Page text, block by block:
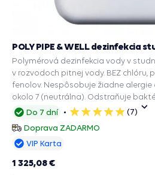
Do 7 dní
5
hviezdičiek
(7)
Doprava ZADARMO
POLY PIPE & WELL dezinfekcia
Polymérová dezinfekcia vody v
v rozvodoch pitnej vody. BEZ chlóru,
fenolov. Nespôsobuje žiadne alergie
okolo 7 (neutrálna). Odstraňuje
dlhodobým účinkom.
VIP Karta
1 325,08 €